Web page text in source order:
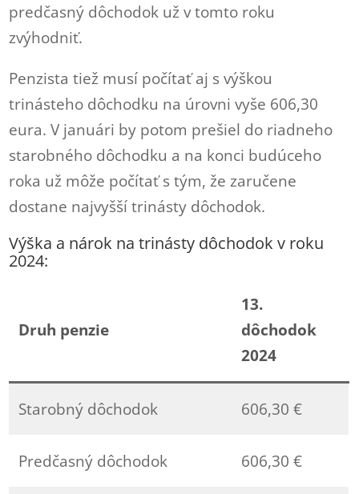
predčasný dôchodok už v tomto roku
zvýhodniť.
Penzista tiež musí počítať aj s výškou
trinásteho dôchodku na úrovni vyše 606,30
eura. V januári by potom prešiel do riadneho
starobného dôchodku a na konci budúceho
roka už môže počítať s tým, že zaručene
dostane najvyšší trinásty dôchodok.
Výška a nárok na trinásty dôchodok v roku
2024:
Druh penzie
13.
dôchodok
2024
Starobný dôchodok 606,30 €
Predčasný dôchodok 606,30 €